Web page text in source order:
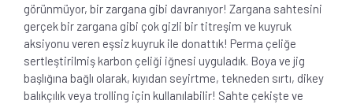
görünmüyor, bir zargana gibi davranıyor! Zargana sahtesini
gerçek bir zargana gibi çok gizli bir titreşim ve kuyruk
aksiyonu veren eşsiz kuyruk ile donattık! Perma çeliğe
sertleştirilmiş karbon çeliği iğnesi uyguladık. Boya ve jig
başlığına bağlı olarak, kıyıdan seyirtme, tekneden sırtı, dikey
balıkçılık veya trolling için kullanılabilir! Sahte çekişte ve